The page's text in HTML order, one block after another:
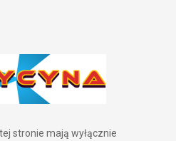
stronie mają wyłącznie